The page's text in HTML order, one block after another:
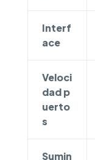
Interf
ace
Veloci
dad p
uerto
s
Sumin